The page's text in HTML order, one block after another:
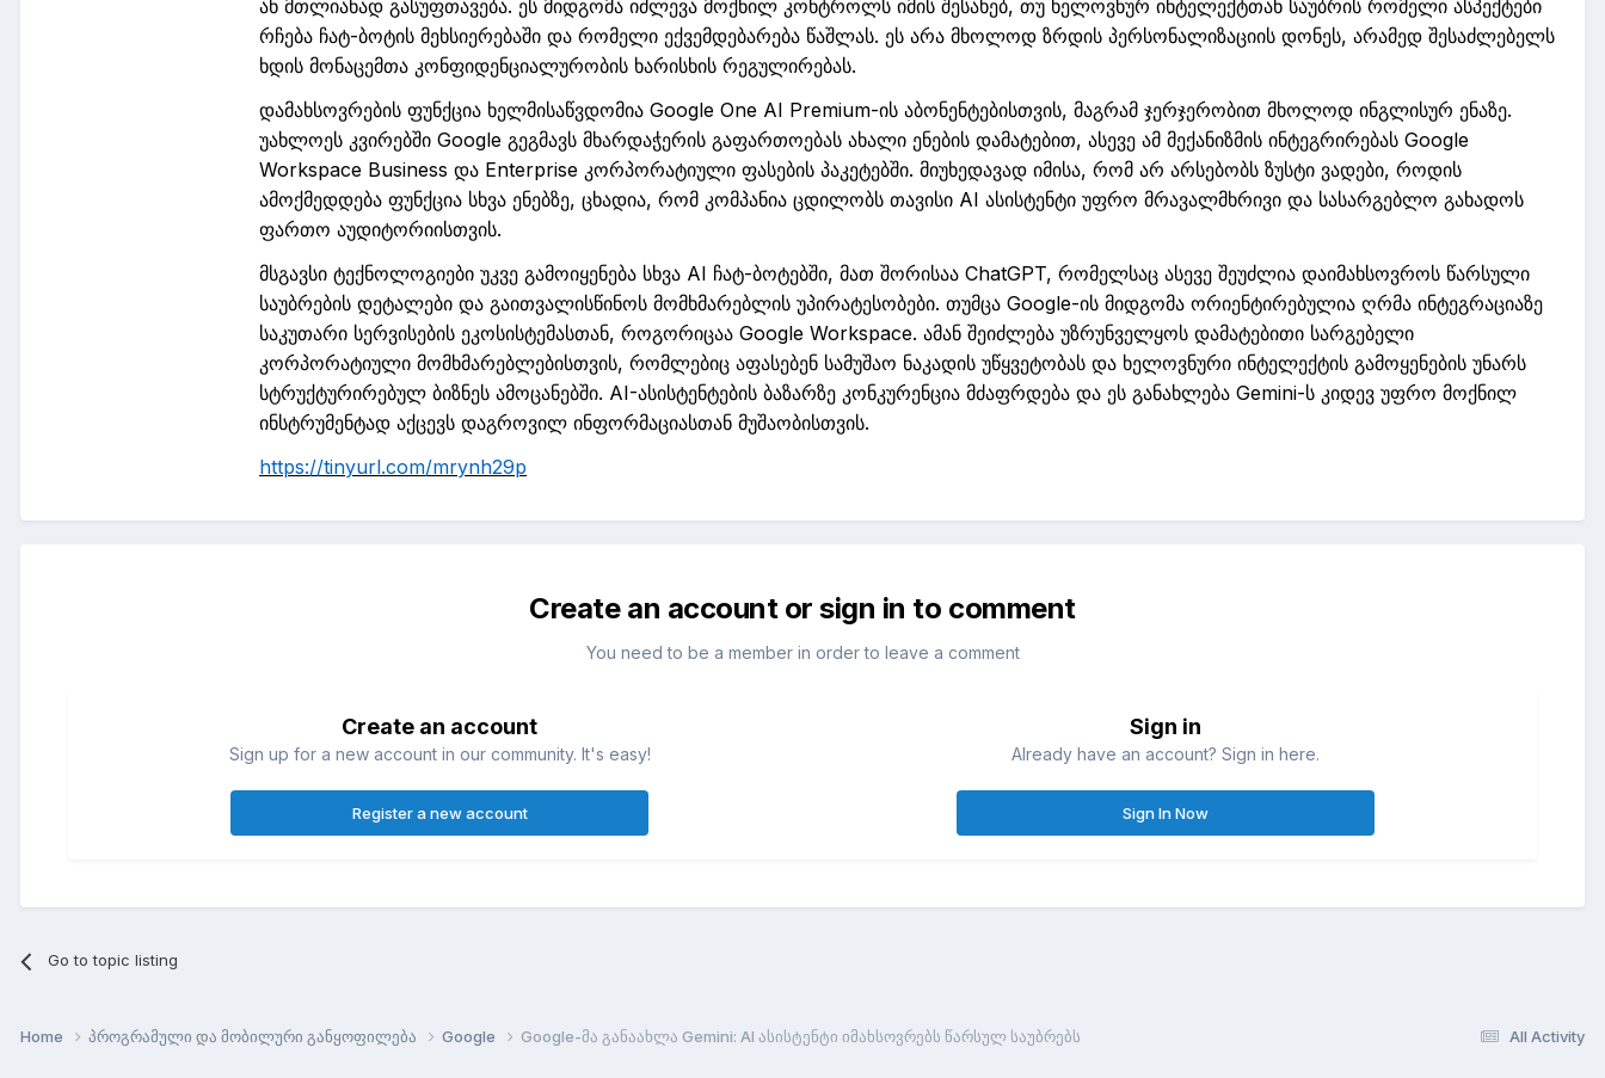
ან მთლიანად გასუფთავება. ეს მიდგომა იძლევა მოქნილ კონტროლს იმის შესახებ, თუ ხელოვნურ ინტელექტთან საუბრის რომელი ასპექტები
რჩება ჩატ-ბოტის მეხსიერებაში და რომელი ექვემდებარება წაშლას. ეს არა მხოლოდ ზრდის პერსონალიზაციის დონეს, არამედ შესაძლებელს
ხდის მონაცემთა კონფიდენციალურობის ხარისხის რეგულირებას.
დამახსოვრების ფუნქცია ხელმისაწვდომია Google One AI Premium-ის აბონენტებისთვის, მაგრამ ჯერჯერობით მხოლოდ ინგლისურ ენაზე.
უახლოეს კვირებში Google გეგმავს მხარდაჭერის გაფართოებას ახალი ენების დამატებით, ასევე ამ მექანიზმის ინტეგრირებას Google
Workspace Business და Enterprise კორპორატიული ფასების პაკეტებში. მიუხედავად იმისა, რომ არ არსებობს ზუსტი ვადები, როდის
ამოქმედდება ფუნქცია სხვა ენებზე, ცხადია, რომ კომპანია ცდილობს თავისი AI ასისტენტი უფრო მრავალმხრივი და სასარგებლო გახადოს
ფართო აუდიტორიისთვის.
მსგავსი ტექნოლოგიები უკვე გამოიყენება სხვა AI ჩატ-ბოტებში, მათ შორისაა ChatGPT, რომელსაც ასევე შეუძლია დაიმახსოვროს წარსული
საუბრების დეტალები და გაითვალისწინოს მომხმარებლის უპირატესობები. თუმცა Google-ის მიდგომა ორიენტირებულია ღრმა ინტეგრაციაზე
საკუთარი სერვისების ეკოსისტემასთან, როგორიცაა Google Workspace. ამან შეიძლება უზრუნველყოს დამატებითი სარგებელი
კორპორატიული მომხმარებლებისთვის, რომლებიც აფასებენ სამუშაო ნაკადის უწყვეტობას და ხელოვნური ინტელექტის გამოყენების უნარს
სტრუქტურირებულ ბიზნეს ამოცანებში. AI-ასისტენტების ბაზარზე კონკურენცია მძაფრდება და ეს განახლება Gemini-ს კიდევ უფრო მოქნილ
ინსტრუმენტად აქცევს დაგროვილ ინფორმაციასთან მუშაობისთვის.
https://tinyurl.com/mrynh29p
Create an account or sign in to comment
You need to be a member in order to leave a comment
Create an account
Sign up for a new account in our community. It's easy!
Register a new account
Sign in
Already have an account? Sign in here.
Sign In Now
Go to topic listing
All Activity
Home პროგრამული და მობილური განყოფილება Google Google-მა განაახლა Gemini: AI ასისტენტი იმახსოვრებს წარსულ საუბრებს